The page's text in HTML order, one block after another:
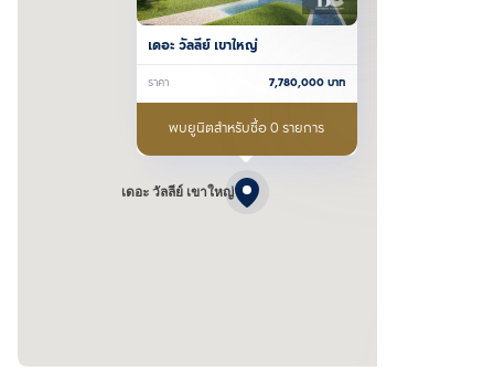
เดอะ วัลลีย์ เขาใหญ่
เดอะ วัลลีย์ เขาใหญ่
ราคา 7,780,000บาท
พบยูนิตสำหรับซื้อ 0 รายการ